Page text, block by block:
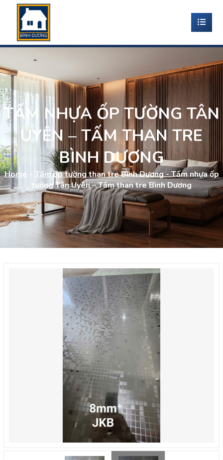
TẤM NHỰA ỐP TƯỜNG TÂN
UYÊN – TẤM THAN TRE
BÌNH DƯƠNG
Home - Tấm ốp tường than tre Bình Dương-Tấm nhựa ốp
tường Tân Uyên – Tấm than tre Bình Dương